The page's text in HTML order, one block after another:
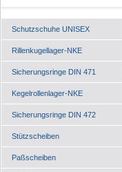
Schutzschuhe UNISEX
Rillenkugellager-NKE
Sicherungsringe DIN 471
Kegelrollenlager-NKE
Sicherungsringe DIN 472
Stützscheiben
Paßscheiben